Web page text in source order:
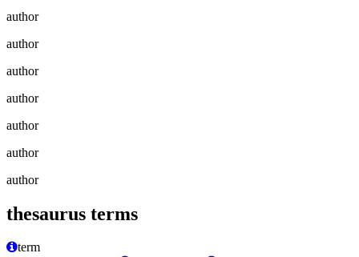
author
author
author
author
author
author
author
thesaurus terms
term